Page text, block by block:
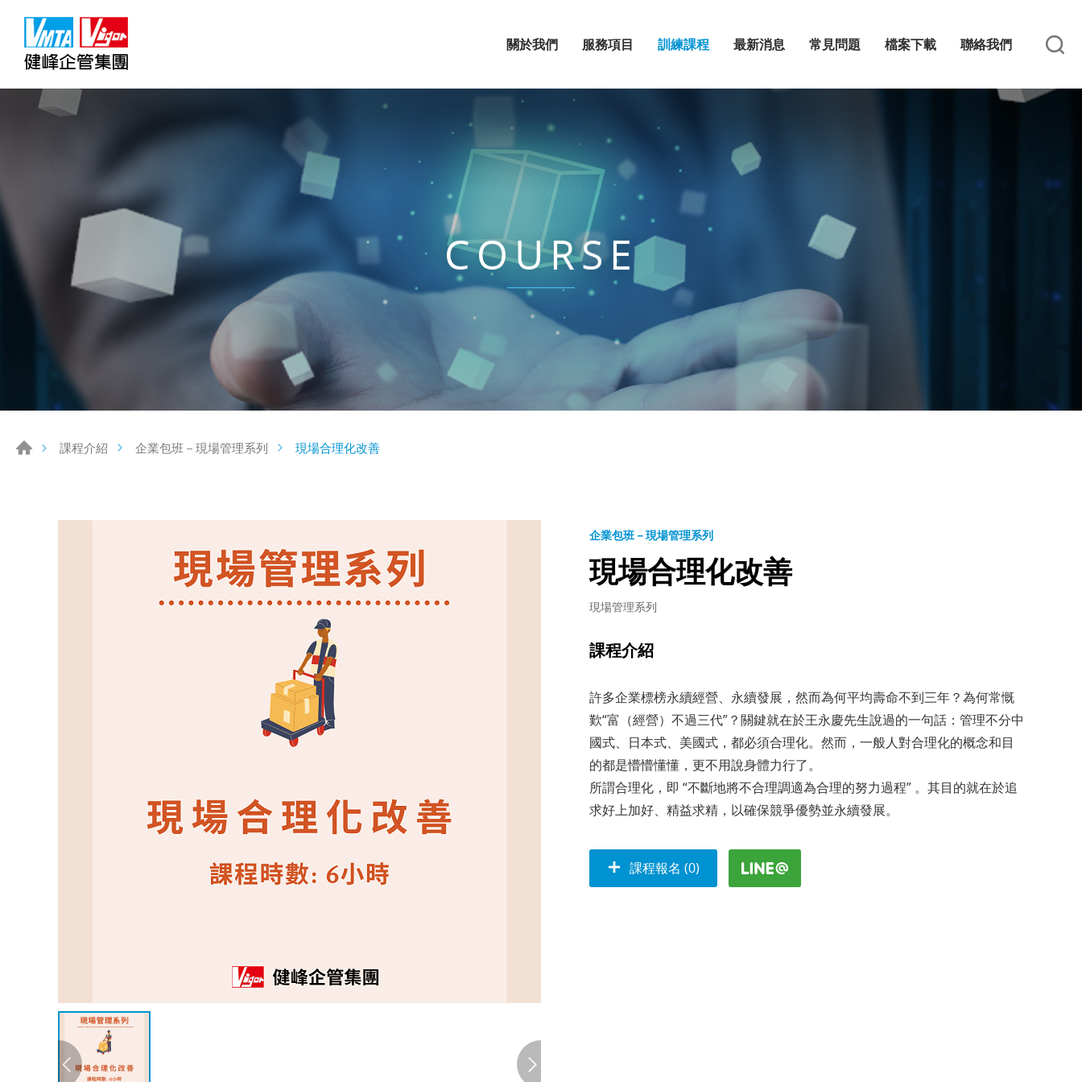
關於我們 服務項目 訓練課程 最新消息 常見問題 檔案下載 聯絡我們
COURSE
課程介紹 企業包班－現場管理系列 現場合理化改善
企業包班－現場管理系列
現場合理化改善
現場管理系列
課程介紹
許多企業標榜永續經營、永續發展，然而為何平均壽命不到三年？為何常慨
歎“富（經營）不過三代”？關鍵就在於王永慶先生說過的一句話：管理不分中
國式、日本式、美國式，都必須合理化。然而，一般人對合理化的概念和目
的都是懵懵懂懂，更不用說身體力行了。
所謂合理化，即 “不斷地將不合理調適為合理的努力過程” 。其目的就在於追
求好上加好、精益求精，以確保競爭優勢並永續發展。
課程報名 (0)